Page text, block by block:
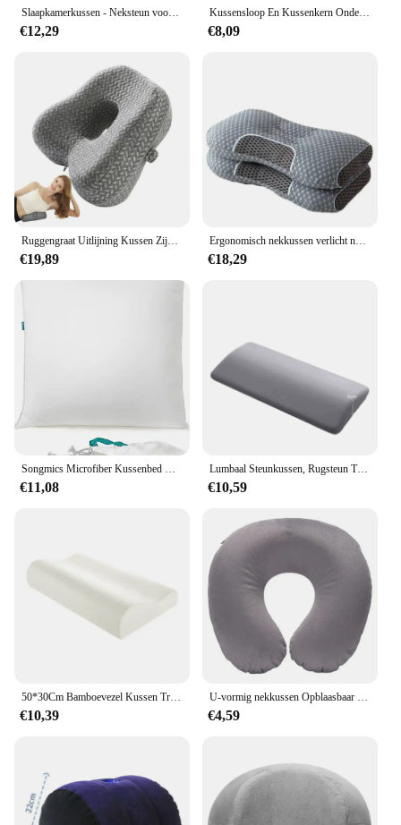
Slaapkamerkussen - Neksteun voor slaap, niet gemakkelijk in te stellen Hoge kussenkern, geschikt voor gebruik in vier seizoenen, wasbaar in de machine
€12,29
Kussensloop En Kussenkern Ondersteunen Halswervel Om Te Helpen Slapen Speciale 3d Stereo Home Een Paar Sets
€8,09
Ruggengraat Uitlijning Kussen Zijde Slaapkussens Wervelkolom Uitlijning Kussen Kniesteun Kussens Zacht Traagschuim
€19,89
Ergonomisch nekkussen verlicht nekpijn Orthopedische ondersteuning Ademend voor zij- en rugslapers Huishoudelijk kussen 1-delig
€18,29
€11,08
Lumbaal Steunkussen, Rugsteun Traagschuimkussen Voor Slapen In Bed Taille Steunkussen Voor Onderrug Pijnverlichting
€10,59
€10,39 €4,59